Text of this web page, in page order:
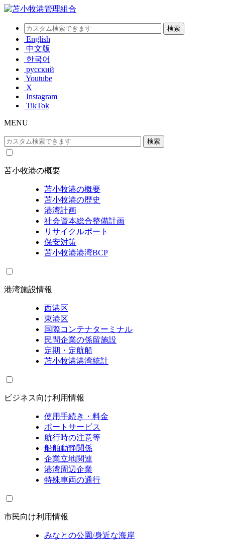
English
中文版
한국어
русский
Youtube
X
Instagram
TikTok
MENU
苫小牧港の概要
苫小牧港の概要
苫小牧港の歴史
港湾計画
社会資本総合整備計画
リサイクルポート
保安対策
苫小牧港港湾BCP
港湾施設情報
西港区
東港区
国際コンテナターミナル
民間企業の係留施設
定期・定航船
苫小牧港港湾統計
ビジネス向け利用情報
使用手続き・料金
ポートサービス
航行時の注意等
船舶動静関係
企業立地関連
港湾周辺企業
特殊車両の通行
市民向け利用情報
みなとの公園/身近な海岸